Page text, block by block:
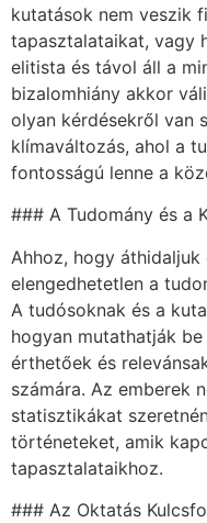
kutatások nem veszik
tapasztalataikat, vagy
elitista és távol áll a
bizalomhiány akkor
olyan kérdésekről van
klímaváltozás, ahol a
fontosságú lenne a
### A Tudomány és a
Ahhoz, hogy
elengedhetetlen a
A tudósoknak és a
hogyan mutathatják
érthetőek és
számára. Az emberek
statisztikákat
történeteket, amik
tapasztalataikhoz.
### Az Oktatás